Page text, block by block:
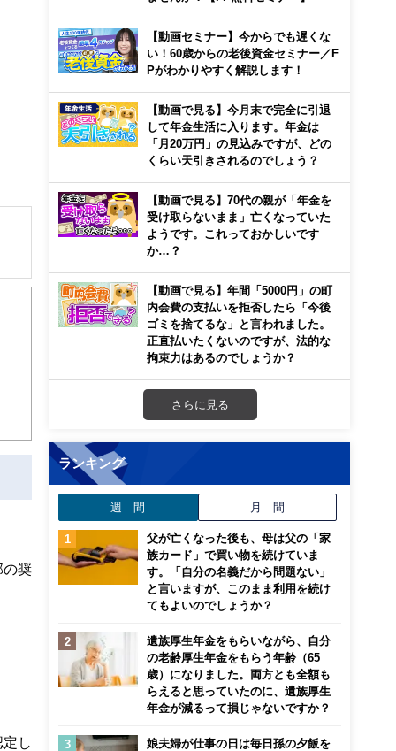
保
の奨
し
【動画セミナー】今からでも遅くな
い！60歳からの老後資金セミナー／F
Pがわかりやすく解説します！
【動画で見る】今月末で完全に引退
して年金生活に入ります。年金は
「月20万円」の見込みですが、どの
くらい天引きされるのでしょう？
【動画で見る】70代の親が「年金を
受け取らないまま」亡くなっていた
ようです。これっておかしいです
か…？
【動画で見る】年間「5000円」の町
内会費の支払いを拒否したら「今後
ゴミを捨てるな」と言われました。
正直払いたくないのですが、法的な
拘束力はあるのでしょうか？
さらに見る
ランキング
週 間 月 間
父が亡くなった後も、母は父の「家
族カード」で買い物を続けていま
す。「自分の名義だから問題ない」
と言いますが、このまま利用を続け
てもよいのでしょうか？
遺族厚生年金をもらいながら、自分
の老齢厚生年金をもらう年齢（65
歳）になりました。両方とも全額も
らえると思っていたのに、遺族厚生
年金が減るって損じゃないですか？
娘夫婦が仕事の日は毎日孫の夕飯を